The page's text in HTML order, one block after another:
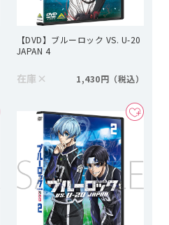
【DVD】ブルーロック VS. U-20
JAPAN 4
在庫 × 1,430円